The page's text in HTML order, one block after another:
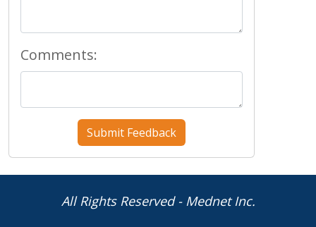
Comments:
All Rights Reserved - Mednet Inc.